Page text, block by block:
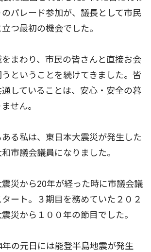
パレード参加が、議長として市民
つ最初の機会でした。
まわり、市民の皆さんと直接お会
ということを続けてきました。皆
していることは、安心・安全の暮
せん。
る私は、東日本大震災が発生した
市議会議員になりました。
災から20年が経った時に市議会議
ート。３期目を務めていた２０２
災から１００年の節目でした。
の元日には能登半島地震が発生